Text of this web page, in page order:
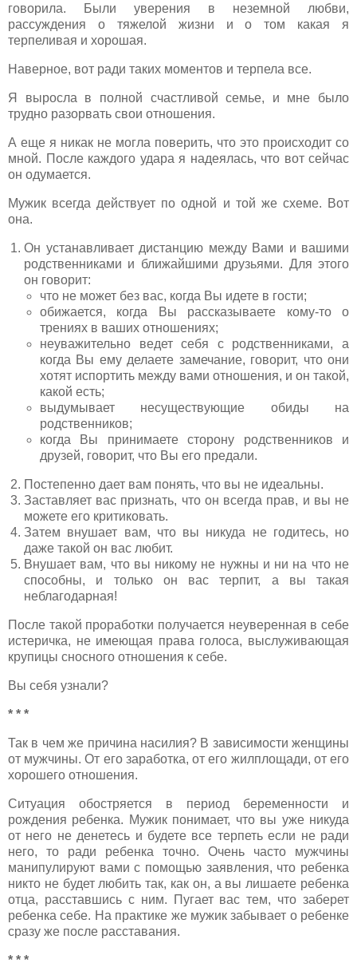
говорила. Были уверения в неземной любви,
рассуждения о тяжелой жизни и о том какая я
терпеливая и хорошая.
Наверное, вот ради таких моментов и терпела все.
Я выросла в полной счастливой семье, и мне было
трудно разорвать свои отношения.
А еще я никак не могла поверить, что это происходит со
мной. После каждого удара я надеялась, что вот сейчас
он одумается.
Мужик всегда действует по одной и той же схеме. Вот
она.
Он устанавливает дистанцию между Вами и вашими
родственниками и ближайшими друзьями. Для этого
он говорит:
что не может без вас, когда Вы идете в гости;
обижается, когда Вы рассказываете кому-то о
трениях в ваших отношениях;
неуважительно ведет себя с родственниками, а
когда Вы ему делаете замечание, говорит, что они
хотят испортить между вами отношения, и он такой,
какой есть;
выдумывает несуществующие обиды на
родственников;
когда Вы принимаете сторону родственников и
друзей, говорит, что Вы его предали.
Постепенно дает вам понять, что вы не идеальны.
Заставляет вас признать, что он всегда прав, и вы не
можете его критиковать.
Затем внушает вам, что вы никуда не годитесь, но
даже такой он вас любит.
Внушает вам, что вы никому не нужны и ни на что не
способны, и только он вас терпит, а вы такая
неблагодарная!
После такой проработки получается неуверенная в себе
истеричка, не имеющая права голоса, выслуживающая
крупицы сносного отношения к себе.
Вы себя узнали?
* * *
Так в чем же причина насилия? В зависимости женщины
от мужчины. От его заработка, от его жилплощади, от его
хорошего отношения.
Ситуация обостряется в период беременности и
рождения ребенка. Мужик понимает, что вы уже никуда
от него не денетесь и будете все терпеть если не ради
него, то ради ребенка точно. Очень часто мужчины
манипулируют вами с помощью заявления, что ребенка
никто не будет любить так, как он, а вы лишаете ребенка
отца, расставшись с ним. Пугает вас тем, что заберет
ребенка себе. На практике же мужик забывает о ребенке
сразу же после расставания.
* * *